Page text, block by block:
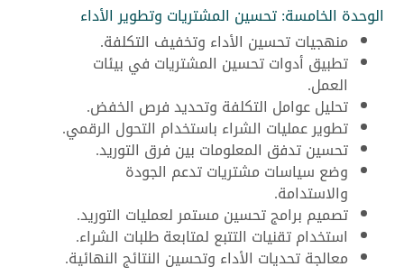
الوحدة الخامسة: تحسين المشتريات وتطوير الأداء
منهجيات تحسين الأداء وتخفيف التكلفة.
تطبيق أدوات تحسين المشتريات في بيئات
العمل.
تحليل عوامل التكلفة وتحديد فرص الخفض.
تطوير عمليات الشراء باستخدام التحول الرقمي.
تحسين تدفق المعلومات بين فرق التوريد.
وضع سياسات مشتريات تدعم الجودة
والاستدامة.
تصميم برامج تحسين مستمر لعمليات التوريد.
استخدام تقنيات التتبع لمتابعة طلبات الشراء.
معالجة تحديات الأداء وتحسين النتائج النهائية.